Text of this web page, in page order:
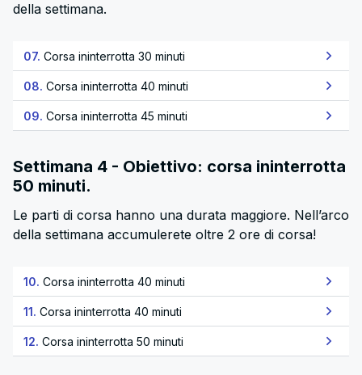
della settimana.
07. Corsa ininterrotta 30 minuti
08. Corsa ininterrotta 40 minuti
09. Corsa ininterrotta 45 minuti
Settimana 4 - Obiettivo: corsa ininterrotta
50 minuti.
Le parti di corsa hanno una durata maggiore. Nell’arco
della settimana accumulerete oltre 2 ore di corsa!
10. Corsa ininterrotta 40 minuti
11. Corsa ininterrotta 40 minuti
12. Corsa ininterrotta 50 minuti